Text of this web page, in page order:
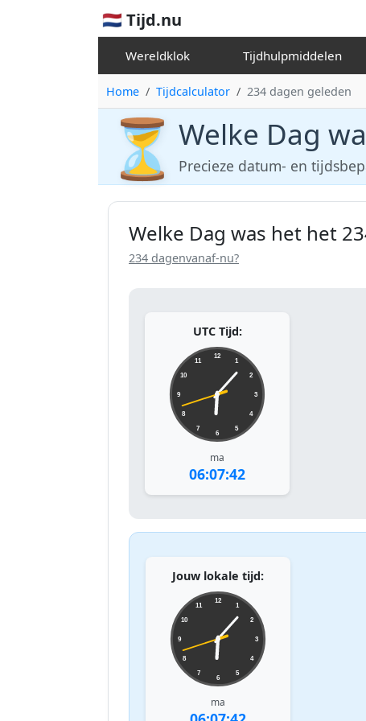
🇳🇱 Tijd.nu
Wereldklok Tijdhulpmiddelen
Home Tijdcalculator 234 dagen geleden
⏳ Welke Dag
Precieze datum- en
Welke Dag was het het
234 dagenvanaf-nu?
UTC Tijd:
12
1
2
3
4
5
6
7
8
9
10
11
ma
06:07:42
Jouw lokale tijd:
12
1
2
3
4
5
6
7
8
9
10
11
ma